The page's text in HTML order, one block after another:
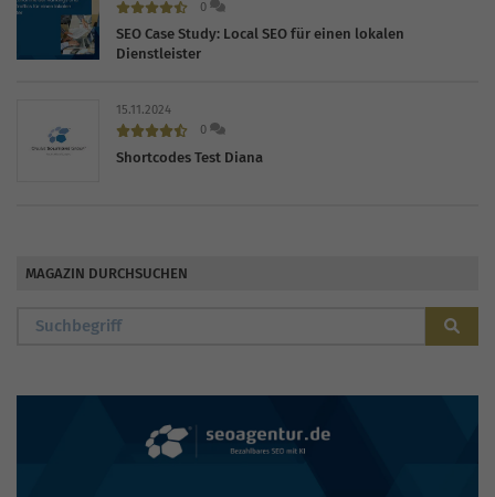
0
SEO Case Study: Local SEO für einen lokalen
Dienstleister
15.11.2024
0
Shortcodes Test Diana
MAGAZIN DURCHSUCHEN